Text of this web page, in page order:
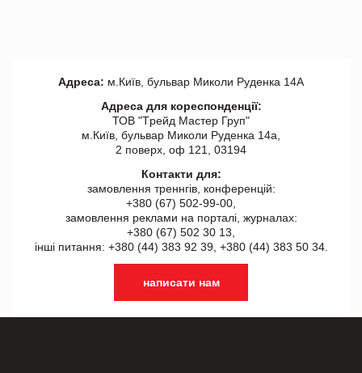
Адреса: м.Київ, бульвар Миколи Руденка 14А
Адреса для кореспонденції:
ТОВ "Tрейд Мастер Груп"
м.Київ, бульвар Миколи Руденка 14а,
2 поверх, оф 121, 03194
Контакти для:
замовлення треннгів, конференцій:
+380 (67) 502-99-00,
замовлення реклами на порталі, журналах:
+380 (67) 502 30 13,
інші питання: +380 (44) 383 92 39, +380 (44) 383 50 34.
написати нам